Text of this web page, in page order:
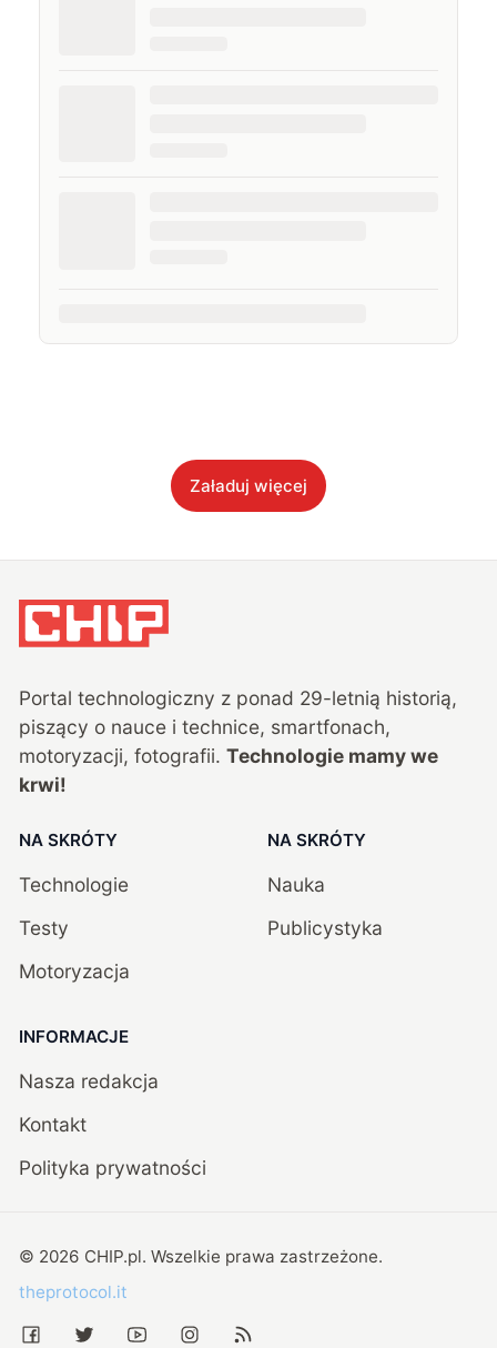
Załaduj więcej
Portal technologiczny z ponad 29-letnią historią,
piszący o nauce i technice, smartfonach,
motoryzacji, fotografii. Technologie mamy we
krwi!
NA SKRÓTY
Technologie
Testy
Motoryzacja
NA SKRÓTY
Nauka
Publicystyka
INFORMACJE
Nasza redakcja
Kontakt
Polityka prywatności
© 2026 CHIP.pl. Wszelkie prawa zastrzeżone.
theprotocol.it